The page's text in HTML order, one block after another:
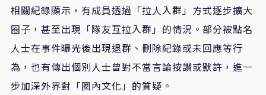
相關紀錄顯示，有成員透過「拉人入群」方式逐步擴大
圈子，甚至出現「隊友互拉入群」的情況。部分被點名
人士在事件曝光後出現退群、刪除紀錄或未回應等行
為，也有傳出個別人士曾對不當言論按讚或默許，進一
步加深外界對「圈內文化」的質疑。